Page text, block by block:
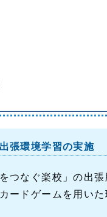
張環境学習の実施
つなぐ楽校」の出
ードゲームを用い